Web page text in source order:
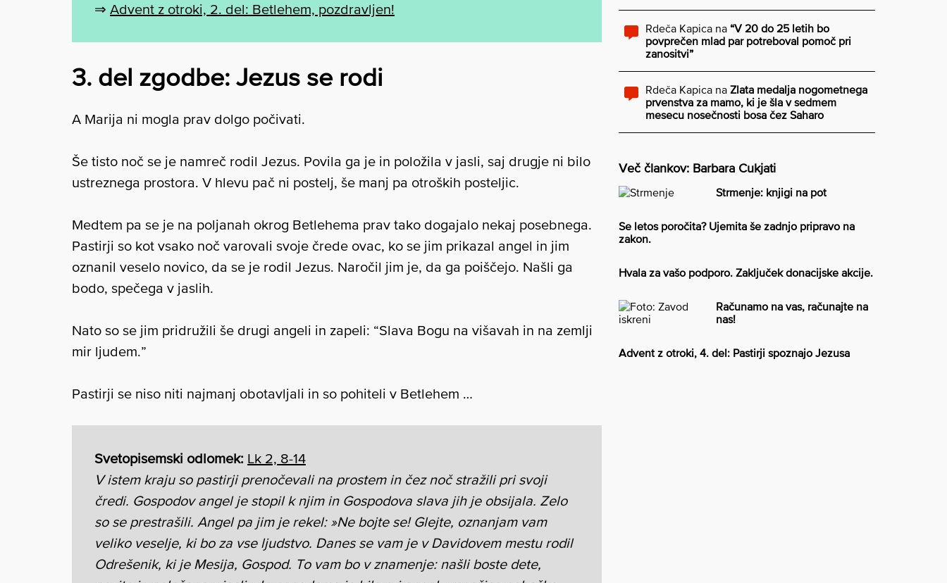
⇒ Advent z otroki, 2. del: Betlehem, pozdravljen!
3. del zgodbe: Jezus se rodi
A Marija ni mogla prav dolgo počivati.
Še tisto noč se je namreč rodil Jezus. Povila ga je in položila v jasli, saj drugje ni bilo
ustreznega prostora. V hlevu pač ni postelj, še manj pa otroških posteljic.
Medtem pa se je na poljanah okrog Betlehema prav tako dogajalo nekaj posebnega.
Pastirji so kot vsako noč varovali svoje črede ovac, ko se jim prikazal angel in jim
oznanil veselo novico, da se je rodil Jezus. Naročil jim je, da ga poiščejo. Našli ga
bodo, spečega v jaslih.
Nato so se jim pridružili še drugi angeli in zapeli: “Slava Bogu na višavah in na zemlji
mir ljudem.”
Pastirji se niso niti najmanj obotavljali in so pohiteli v Betlehem …
Svetopisemski odlomek: Lk 2, 8-14
V istem kraju so pastirji prenočevali na prostem in čez noč stražili pri svoji
čredi. Gospodov angel je stopil k njim in Gospodova slava jih je obsijala. Zelo
so se prestrašili. Angel pa jim je rekel: »Ne bojte se! Glejte, oznanjam vam
veliko veselje, ki bo za vse ljudstvo. Danes se vam je v Davidovem mestu rodil
Odrešenik, ki je Mesija, Gospod. To vam bo v znamenje: našli boste dete,
Rdeča Kapica na “V 20 do 25 letih bo
povprečen mlad par potreboval pomoč pri
zanositvi”
Rdeča Kapica na Zlata medalja nogometnega
prvenstva za mamo, ki je šla v sedmem
mesecu nosečnosti bosa čez Saharo
Več člankov: Barbara Cukjati
Strmenje: knjigi na pot
Se letos poročita? Ujemita še zadnjo pripravo na
zakon.
Hvala za vašo podporo. Zaključek donacijske akcije.
Računamo na vas, računajte na
nas!
Advent z otroki, 4. del: Pastirji spoznajo Jezusa